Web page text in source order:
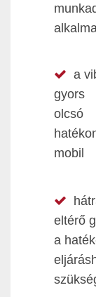
a
gyors
olcsó
mobil
eltérő
a